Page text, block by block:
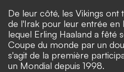
De leur côté, les Vikings ont
de l'Irak pour leur entrée en
lequel Erling Haaland a fêté
Coupe du monde par un
s'agit de la première
un Mondial depuis 1998.